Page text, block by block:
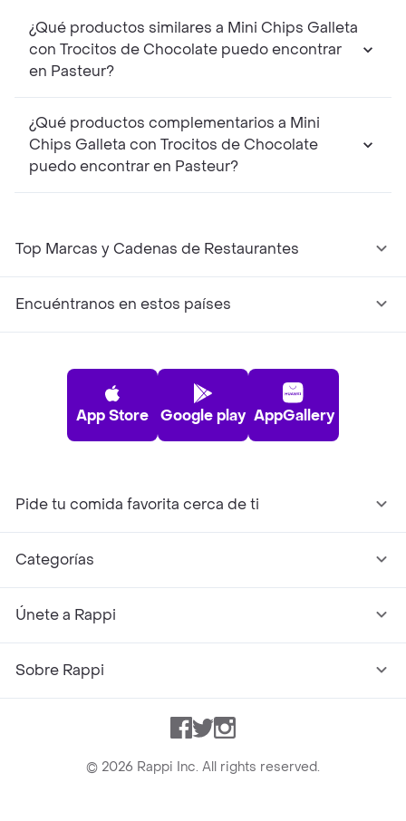
¿Qué productos similares a Mini Chips Galleta
con Trocitos de Chocolate puedo encontrar
en Pasteur?
¿Qué productos complementarios a Mini
Chips Galleta con Trocitos de Chocolate
puedo encontrar en Pasteur?
Top Marcas y Cadenas de Restaurantes
Encuéntranos en estos países
App Store Google play AppGallery
Pide tu comida favorita cerca de ti
Categorías
Únete a Rappi
Sobre Rappi
Facebook
TwitterInstagram
© 2026 Rappi Inc. All rights reserved.